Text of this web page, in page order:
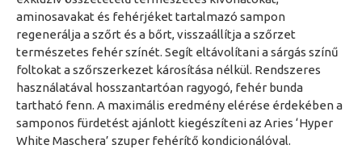
aminosavakat és fehérjéket tartalmazó sampon
regenerálja a szőrt és a bőrt, visszaállítja a szőrzet
természetes fehér színét. Segít eltávolítani a sárgás színű
foltokat a szőrszerkezet károsítása nélkül. Rendszeres
használatával hosszantartóan ragyogó, fehér bunda
tartható fenn. A maximális eredmény elérése érdekében a
samponos fürdetést ajánlott kiegészíteni az Aries ‘Hyper
White Maschera’ szuper fehérítő kondicionálóval.